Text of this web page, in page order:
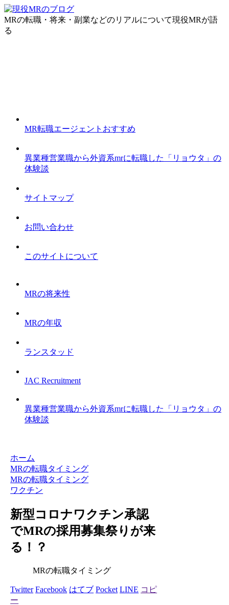
MRの転職・将来・副業などのリアルについて現役MRが語
る
MR転職エージェントおすすめ
異業種営業職から外資系mrに転職した「リョウタ」の
体験談
サイトマップ
お問い合わせ
このサイトについて
MRの将来性
MRの年収
ランスタッド
JAC Recruitment
異業種営業職から外資系mrに転職した「リョウタ」の
体験談
ホーム
MRの転職タイミング
MRの転職タイミング
ワクチン
新型コロナワクチン承認
でMRの採用募集祭りが来
る！？
MRの転職タイミング
Twitter Facebook はてブ Pocket LINE コピ
ー